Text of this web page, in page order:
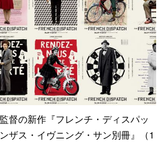
督の新作『フレンチ・ディスパッ
ス・イヴニング・サン別冊』（1